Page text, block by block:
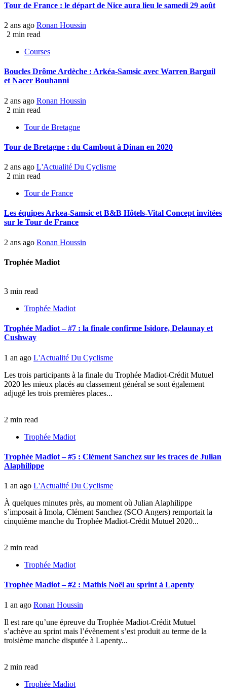
Tour de France : le départ de Nice aura lieu le samedi 29 août
2 ans ago Ronan Houssin
2 min read
Courses
Boucles Drôme Ardèche : Arkéa-Samsic avec Warren Barguil
et Nacer Bouhanni
2 ans ago Ronan Houssin
2 min read
Tour de Bretagne
Tour de Bretagne : du Cambout à Dinan en 2020
2 ans ago L'Actualité Du Cyclisme
2 min read
Tour de France
Les équipes Arkea-Samsic et B&B Hôtels-Vital Concept invitées
sur le Tour de France
2 ans ago Ronan Houssin
Trophée Madiot
3 min read
Trophée Madiot
Trophée Madiot – #7 : la finale confirme Isidore, Delaunay et
Cushway
1 an ago L'Actualité Du Cyclisme
Les trois participants à la finale du Trophée Madiot-Crédit Mutuel
2020 les mieux placés au classement général se sont également
adjugé les trois premières places...
2 min read
Trophée Madiot
Trophée Madiot – #5 : Clément Sanchez sur les traces de Julian
Alaphilippe
1 an ago L'Actualité Du Cyclisme
À quelques minutes près, au moment où Julian Alaphilippe
s’imposait à Imola, Clément Sanchez (SCO Angers) remportait la
cinquième manche du Trophée Madiot-Crédit Mutuel 2020...
2 min read
Trophée Madiot
Trophée Madiot – #2 : Mathis Noël au sprint à Lapenty
1 an ago Ronan Houssin
Il est rare qu’une épreuve du Trophée Madiot-Crédit Mutuel
s’achève au sprint mais l’évènement s’est produit au terme de la
troisième manche disputée à Lapenty...
2 min read
Trophée Madiot